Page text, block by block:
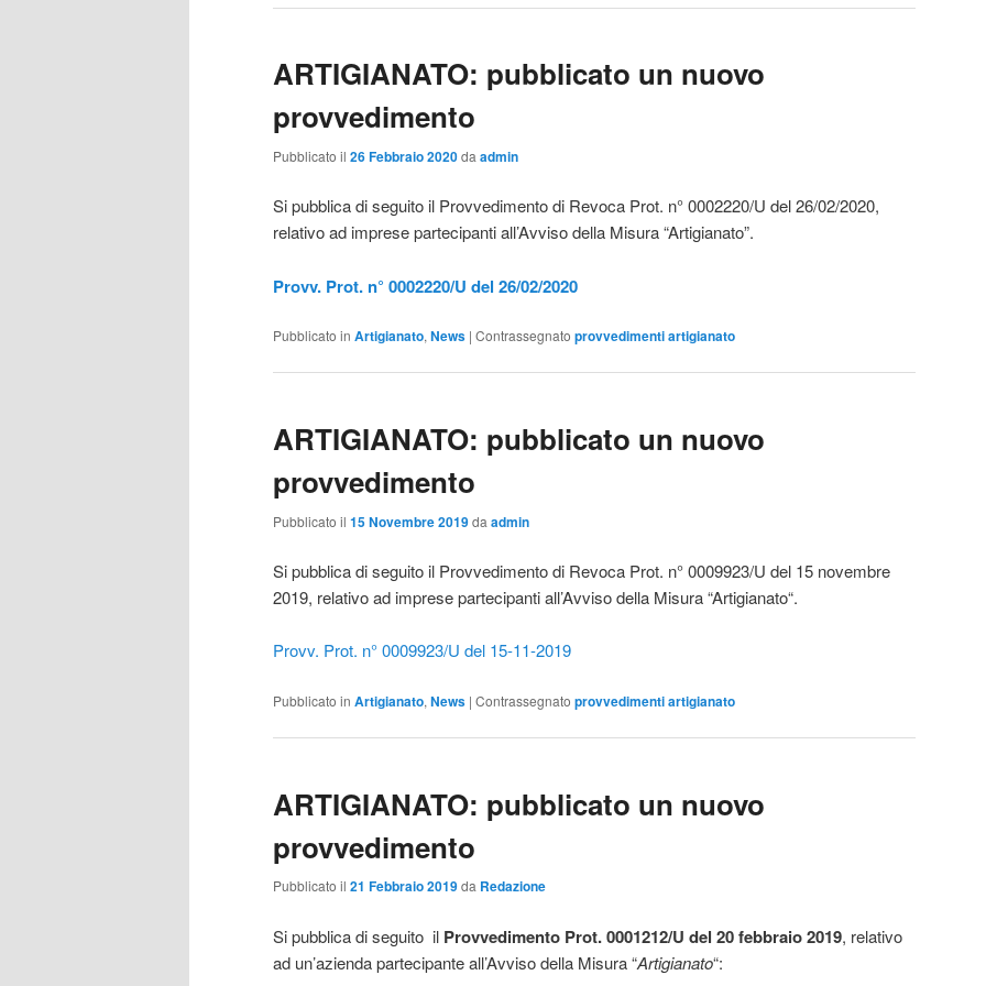
ARTIGIANATO: pubblicato un nuovo
provvedimento
Pubblicato il 26 Febbraio 2020da admin
Si pubblica di seguito il Provvedimento di Revoca Prot. n° 0002220/U del 26/02/2020,
relativo ad imprese partecipanti all’Avviso della Misura “Artigianato”.
Provv. Prot. n° 0002220/U del 26/02/2020
Pubblicato in Artigianato, News | Contrassegnato provvedimenti artigianato
ARTIGIANATO: pubblicato un nuovo
provvedimento
Pubblicato il 15 Novembre 2019da admin
Si pubblica di seguito il Provvedimento di Revoca Prot. n° 0009923/U del 15 novembre
2019, relativo ad imprese partecipanti all’Avviso della Misura “Artigianato“.
Provv. Prot. n° 0009923/U del 15-11-2019
Pubblicato in Artigianato, News | Contrassegnato provvedimenti artigianato
ARTIGIANATO: pubblicato un nuovo
provvedimento
Pubblicato il 21 Febbraio 2019da Redazione
Si pubblica di seguito il Provvedimento Prot.0001212/U del 20 febbraio 2019, relativo
ad un’azienda partecipante all’Avviso della Misura “Artigianato“: